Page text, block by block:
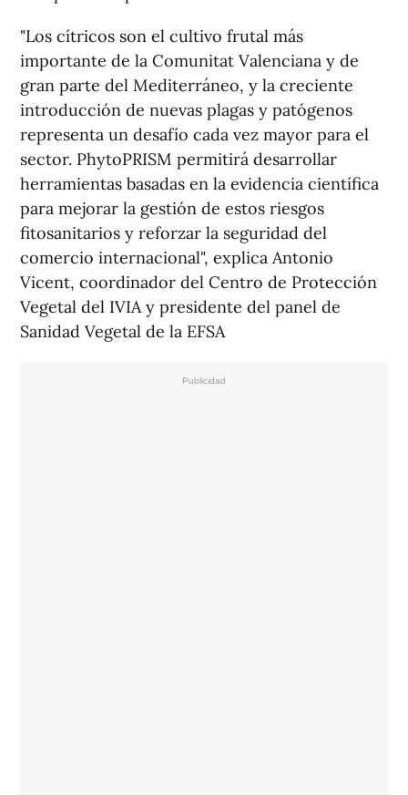
"Los cítricos son el cultivo frutal más
importante de la Comunitat Valenciana y de
gran parte del Mediterráneo, y la creciente
introducción de nuevas plagas y patógenos
representa un desafío cada vez mayor para el
sector. PhytoPRISM permitirá desarrollar
herramientas basadas en la evidencia científica
para mejorar la gestión de estos riesgos
fitosanitarios y reforzar la seguridad del
comercio internacional", explica Antonio
Vicent, coordinador del Centro de Protección
Vegetal del IVIA y presidente del panel de
Sanidad Vegetal de la EFSA